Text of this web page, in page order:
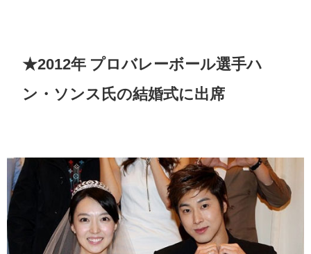
★2012年 プロバレーボール選手ハ
ン・ソンス氏の結婚式に出席